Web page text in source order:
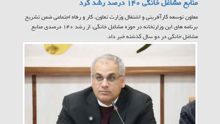
معاون توسعه کارآفرینی و اشتغال وزارت تعاون، کار و رفاه اجتماعی ضمن تشریح
برنامه های این وزارتخانه در حوزه مشاغل خانگی، از رشد ۱۴۰ درصدی منابع
مشاغل خانگی در دو سال گذشته خبر داد.